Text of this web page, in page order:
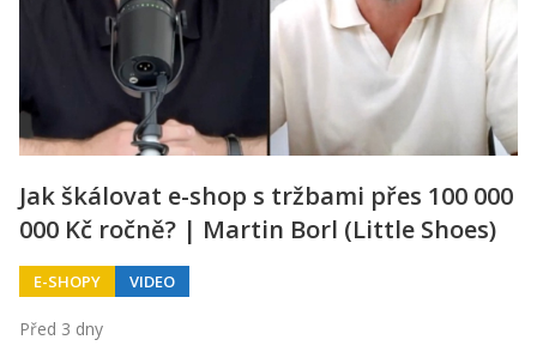
Jak škálovat e-shop s tržbami přes 100 000
000 Kč ročně? | Martin Borl (Little Shoes)
E-SHOPY VIDEO
Před 3 dny